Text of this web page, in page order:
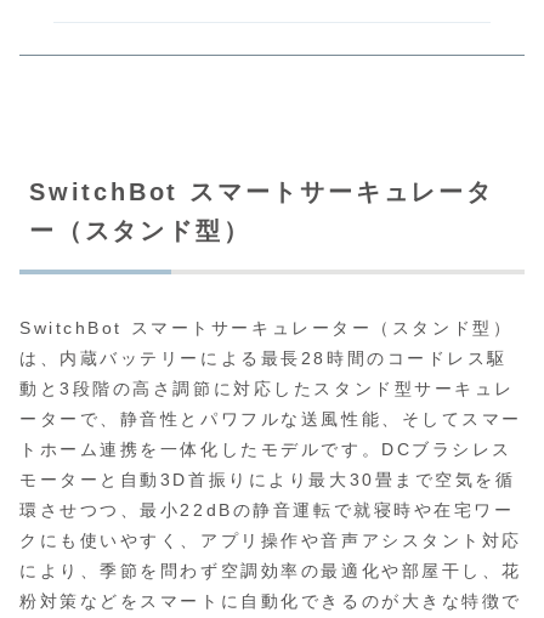
SwitchBot スマートサーキュレータ
ー（スタンド型）
SwitchBot スマートサーキュレーター（スタンド型）
は、内蔵バッテリーによる最長28時間のコードレス駆
動と3段階の高さ調節に対応したスタンド型サーキュレ
ーターで、静音性とパワフルな送風性能、そしてスマー
トホーム連携を一体化したモデルです。DCブラシレス
モーターと自動3D首振りにより最大30畳まで空気を循
環させつつ、最小22dBの静音運転で就寝時や在宅ワー
クにも使いやすく、アプリ操作や音声アシスタント対応
により、季節を問わず空調効率の最適化や部屋干し、花
粉対策などをスマートに自動化できるのが大きな特徴で